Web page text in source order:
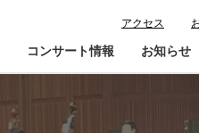
アクセス
コンサート情報
チケット購入ガイド
お知らせ